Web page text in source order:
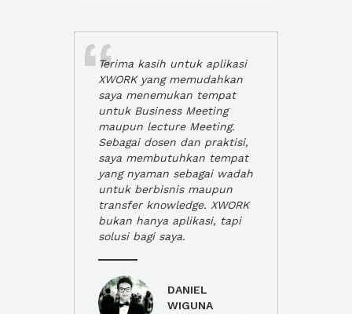
Terima kasih untuk aplikasi
XWORK yang memudahkan
saya menemukan tempat
untuk Business Meeting
maupun lecture Meeting.
Sebagai dosen dan praktisi,
saya membutuhkan tempat
yang nyaman sebagai wadah
untuk berbisnis maupun
transfer knowledge. XWORK
bukan hanya aplikasi, tapi
solusi bagi saya.
DANIEL
WIGUNA